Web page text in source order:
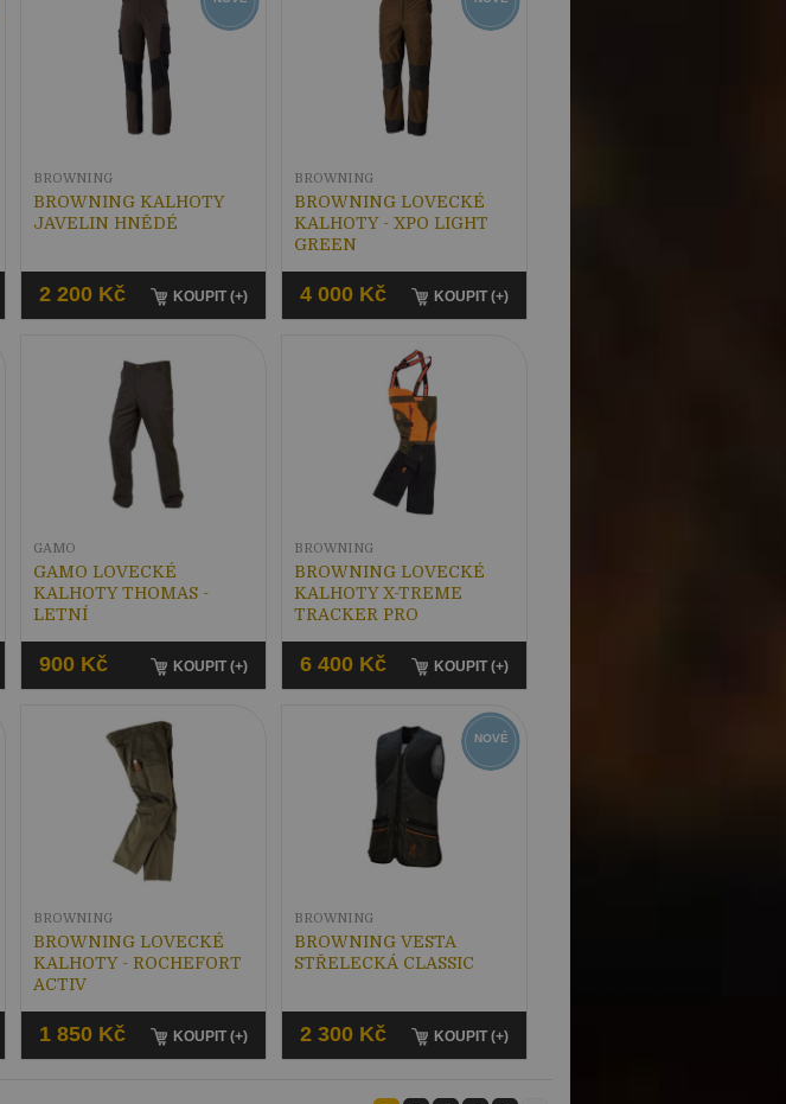
BROWNING KALHOTY
JAVELIN HNĚDÉ
BROWNING
2 200 Kč KOUPIT (+)
BROWNING LOVECKÉ
KALHOTY - XPO LIGHT
GREEN
BROWNING
4 000 Kč KOUPIT (+)
GAMO LOVECKÉ
KALHOTY THOMAS -
LETNÍ
GAMO
900 Kč KOUPIT (+)
BROWNING LOVECKÉ
KALHOTY X-TREME
TRACKER PRO
BROWNING
6 400 Kč KOUPIT (+)
BROWNING LOVECKÉ
KALHOTY - ROCHEFORT
ACTIV
BROWNING
1 850 Kč KOUPIT (+)
BROWNING VESTA
STŘELECKÁ CLASSIC
BROWNING
2 300 Kč KOUPIT (+)
NOVÉ